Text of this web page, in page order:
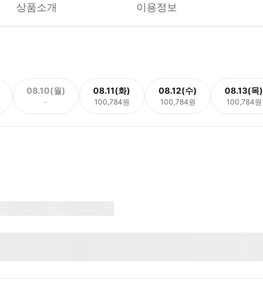
상품소개 이용정보
08.10(월)
-
08.11(화)
100,784원
08.12(수)
100,784원
08.13(목)
100,784원